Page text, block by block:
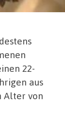
22-
aus
Alter von